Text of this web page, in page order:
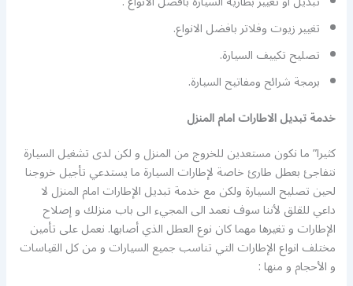
تغيير زيوت وفلاتر بافضل الانواع.
تصليح تكييف السيارة.
برمجة شرائح ومفاتيح السيارة.
خدمة تبديل الاطارات امام المنزل
كثيرا” ما نكون مستعدين للخروج من المنزل و لكن لدى تشغيل السيارة
نتفاجئ بعطل طارئ خاصة لإطارات السيارة ما يستدعي تأجيل خروجنا
لحين تصليح السيارة ولكن مع خدمة تبديل الإطارات امام المنزل لا
داعي للقلق لأننا سوف نعمد الى المجيء الى باب منزلك و إصلاح
الإطارات و تغيرها مهما كان نوع العطل الذي أصابها. نعمل على تأمين
مختلف انواع الإطارات التي تناسب جميع السيارات و من كل القياسات
و الأحجام و منها :